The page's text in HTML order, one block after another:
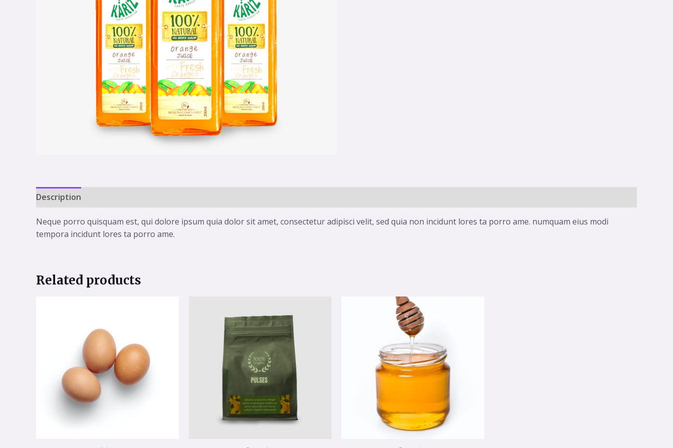
Description
Neque porro quisquam est, qui dolore ipsum quia dolor sit amet, consectetur adipisci velit, sed quia non incidunt lores ta porro ame. numquam eius modi
tempora incidunt lores ta porro ame.
Related products